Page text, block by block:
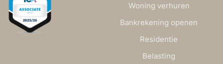
Woning verhuren
Bankrekening openen
Residentie
Belasting